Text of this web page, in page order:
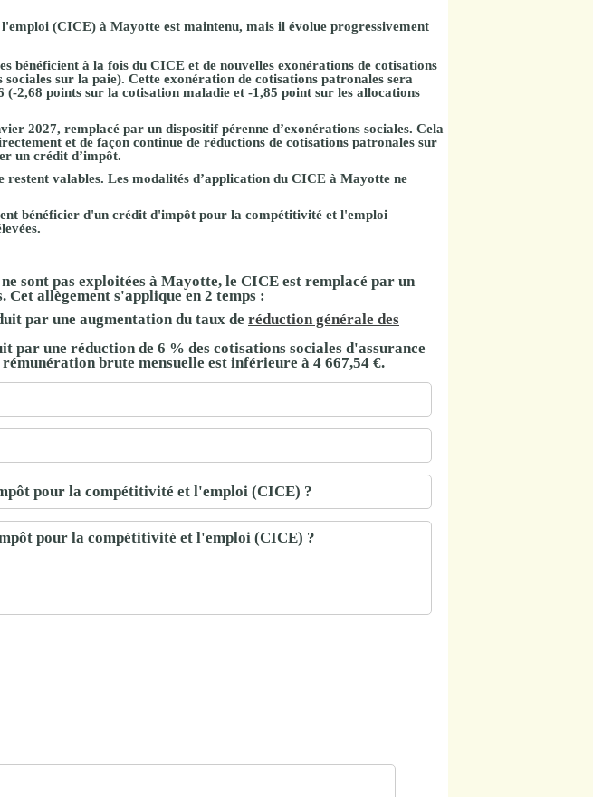
Buis
découvrir
et
s'amuser
(CICE) à Mayotte est maintenu, mais il évolue progressivement
bénéficient à la fois du CICE et de nouvelles exonérations de cotisations
sur la paie). Cette exonération de cotisations patronales sera
(-2,68 points sur la cotisation maladie et -1,85 point sur les allocations
2027, remplacé par un dispositif pérenne d’exonérations sociales. Cela
et de façon continue de réductions de cotisations patronales sur
un crédit d’impôt.
restent valables. Les modalités d’application du CICE à Mayotte ne
bénéficier d'un crédit d'impôt pour la compétitivité et l'emploi
.
sont pas exploitées à Mayotte, le CICE est remplacé par un
. Cet allègement s'applique en 2 temps :
par une augmentation du taux de réduction générale des
par une réduction de 6 % des cotisations sociales d'assurance
brute mensuelle est inférieure à 4 667,54 €.
pour la compétitivité et l'emploi (CICE) ?
pour la compétitivité et l'emploi (CICE) ?